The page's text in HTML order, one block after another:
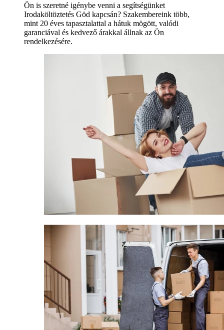
Ön is szeretné igénybe venni a segítségünket
Irodaköltöztetés Göd kapcsán? Szakembereink több,
mint 20 éves tapasztalattal a hátuk mögött, valódi
garanciával és kedvező árakkal állnak az Ön
rendelkezésére.